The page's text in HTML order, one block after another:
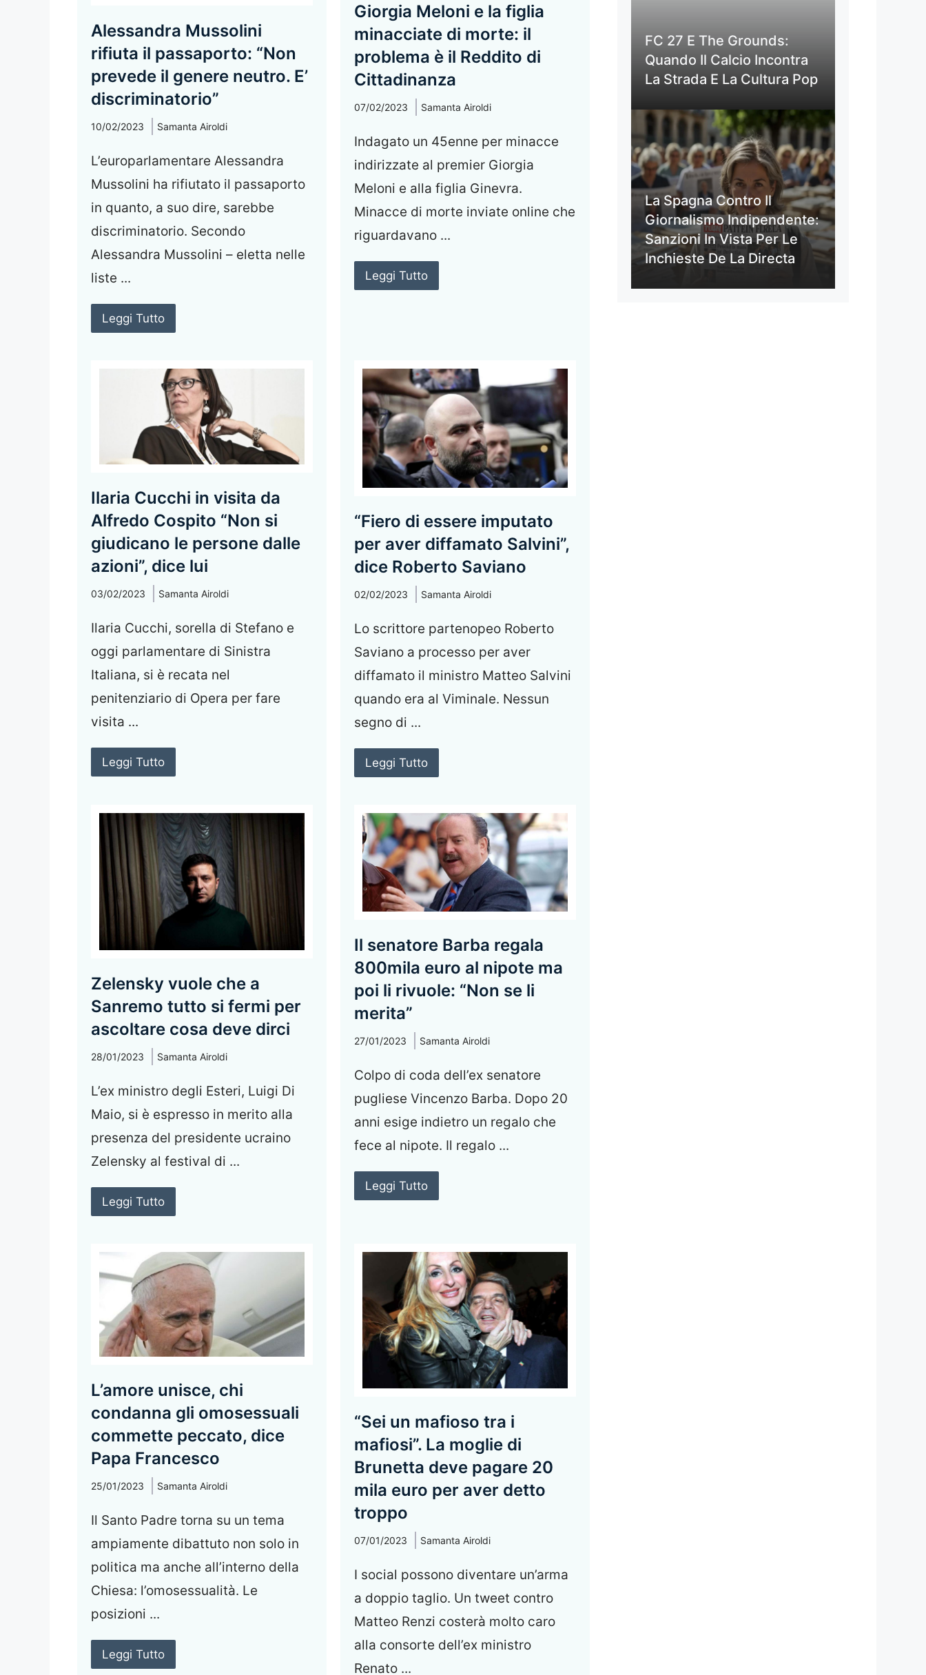
Alessandra Mussolini
rifiuta il passaporto: “Non
prevede il genere neutro. E’
discriminatorio”
10/02/2023 Samanta Airoldi
L’europarlamentare Alessandra
Mussolini ha rifiutato il passaporto
in quanto, a suo dire, sarebbe
discriminatorio. Secondo
Alessandra Mussolini – eletta nelle
liste ...
Leggi Tutto
Giorgia Meloni e la figlia
minacciate di morte: il
problema è il Reddito di
Cittadinanza
07/02/2023 Samanta Airoldi
Indagato un 45enne per minacce
indirizzate al premier Giorgia
Meloni e alla figlia Ginevra.
Minacce di morte inviate online che
riguardavano ...
Leggi Tutto
Ilaria Cucchi in visita da
Alfredo Cospito “Non si
giudicano le persone dalle
azioni”, dice lui
03/02/2023 Samanta Airoldi
Ilaria Cucchi, sorella di Stefano e
oggi parlamentare di Sinistra
Italiana, si è recata nel
penitenziario di Opera per fare
visita ...
Leggi Tutto
“Fiero di essere imputato
per aver diffamato Salvini”,
dice Roberto Saviano
02/02/2023 Samanta Airoldi
Lo scrittore partenopeo Roberto
Saviano a processo per aver
diffamato il ministro Matteo Salvini
quando era al Viminale. Nessun
segno di ...
Leggi Tutto
Zelensky vuole che a
Sanremo tutto si fermi per
ascoltare cosa deve dirci
28/01/2023 Samanta Airoldi
L’ex ministro degli Esteri, Luigi Di
Maio, si è espresso in merito alla
presenza del presidente ucraino
Zelensky al festival di ...
Leggi Tutto
Il senatore Barba regala
800mila euro al nipote ma
poi li rivuole: “Non se li
merita”
27/01/2023 Samanta Airoldi
Colpo di coda dell’ex senatore
pugliese Vincenzo Barba. Dopo 20
anni esige indietro un regalo che
fece al nipote. Il regalo ...
Leggi Tutto
L’amore unisce, chi
condanna gli omosessuali
commette peccato, dice
Papa Francesco
25/01/2023 Samanta Airoldi
Il Santo Padre torna su un tema
ampiamente dibattuto non solo in
politica ma anche all’interno della
Chiesa: l’omosessualità. Le
posizioni ...
Leggi Tutto
“Sei un mafioso tra i
mafiosi”. La moglie di
Brunetta deve pagare 20
mila euro per aver detto
troppo
07/01/2023 Samanta Airoldi
I social possono diventare un’arma
a doppio taglio. Un tweet contro
Matteo Renzi costerà molto caro
alla consorte dell’ex ministro
Renato ...
FC 27 E The Grounds:
Quando Il Calcio Incontra
La Strada E La Cultura Pop
La Spagna Contro Il
Giornalismo Indipendente:
Sanzioni In Vista Per Le
Inchieste De La Directa